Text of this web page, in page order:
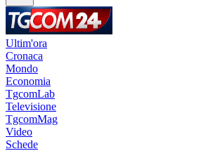
Ultim'ora
Cronaca
Mondo
Economia
TgcomLab
Televisione
TgcomMag
Video
Schede